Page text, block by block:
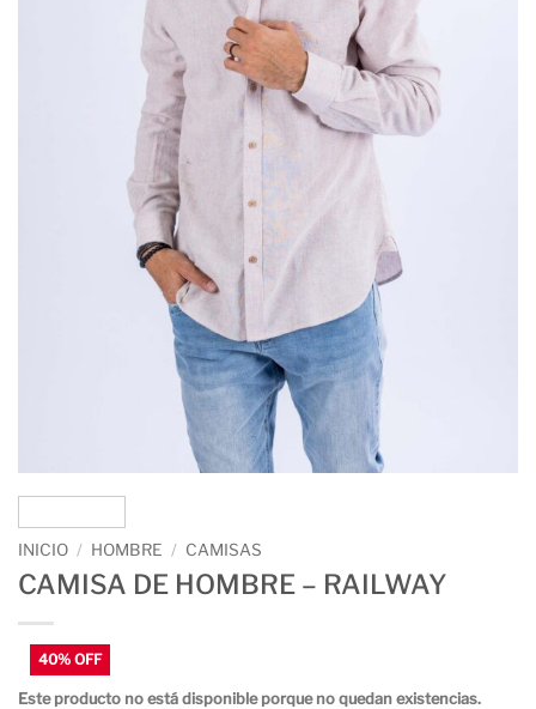
INICIO / HOMBRE / CAMISAS
CAMISA DE HOMBRE – RAILWAY
Este producto no está disponible porque no quedan existencias.